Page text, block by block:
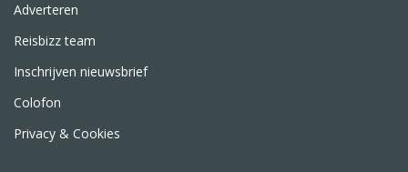
Adverteren
Reisbizz team
Inschrijven nieuwsbrief
Colofon
Privacy & Cookies